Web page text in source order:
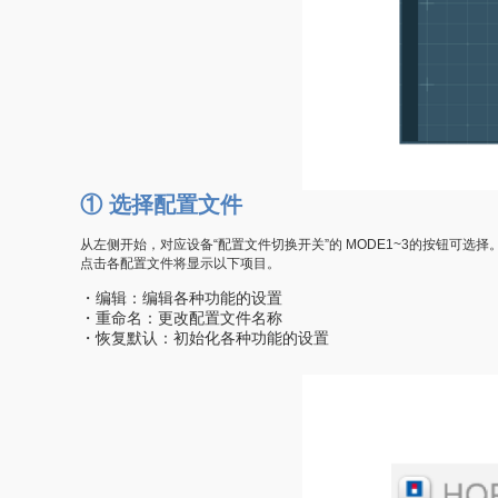
① 选择配置文件
从左侧开始，对应设备“配置文件切换开关”的 MODE1~3的按钮可选择
点击各配置文件将显示以下项目。
・编辑：编辑各种功能的设置
・重命名：更改配置文件名称
・恢复默认：初始化各种功能的设置